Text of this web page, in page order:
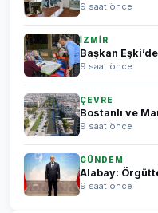
9 saat önce
İZMİR
Başkan
9 saat önce
ÇEVRE
Bostanlı ve
9 saat önce
GÜNDEM
Alabay:
9 saat önce